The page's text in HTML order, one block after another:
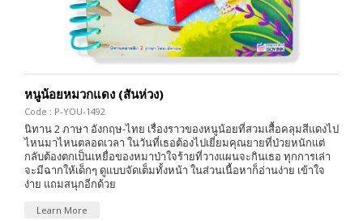
หนูน้อยหมวกแดง (สันห่วง)
Code : P-YOU-1492
นิทาน 2 ภาษา อังกฤษ-ไทย เรื่องราวของหนูน้อยที่สวมเสื้อคลุมสีแดงไป
ไหนมาไหนตลอดเวลา ในวันที่เธอต้องไปเยี่ยมคุณยายที่ป่วยหนักแต่
กลับต้องตกเป็นเหยื่อของหมาป่าใจร้ายที่วางแผนจะกินเธอ ทุกการเล่า
จะมีฉากให้เด็กๆ ดูแบบจัดเต็มทั้งหน้า ในส่วนเนื้อหาก็อ่านง่าย เข้าใจ
ง่าย แถมสนุกอีกด้วย
Learn More